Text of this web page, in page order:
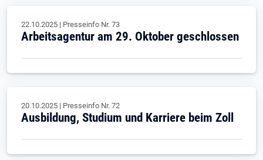
22.10.2025 | Presseinfo Nr. 73
Arbeitsagentur am 29. Oktober geschlossen
20.10.2025 | Presseinfo Nr. 72
Ausbildung, Studium und Karriere beim Zoll